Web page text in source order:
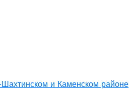
и Каменском районе